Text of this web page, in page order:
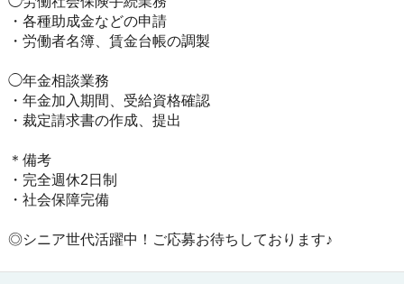
・各種助成金などの申請
・労働者名簿、賃金台帳の調製
◯年金相談業務
・年金加入期間、受給資格確認
・裁定請求書の作成、提出
＊備考
・完全週休2日制
・社会保障完備
◎シニア世代活躍中！ご応募お待ちしております♪